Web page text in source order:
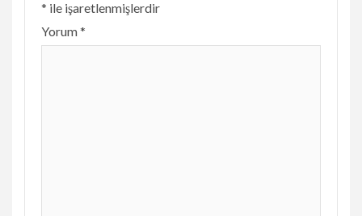
* ile işaretlenmişlerdir
Yorum*